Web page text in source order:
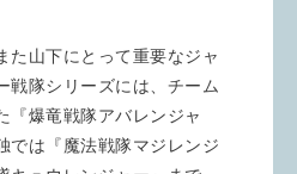
た山下にとって重要なジャ
戦隊シリーズには、チーム
『爆竜戦隊アバレンジャ
では『魔法戦隊マジレンジ